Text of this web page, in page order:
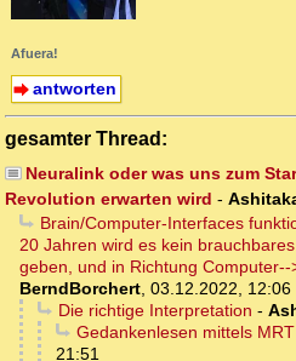
Afuera!
antworten
gesamter Thread:
Neuralink oder was uns zum
Revolution erwarten wird -
Brain/Computer-Interfaces
20 Jahren wird es kein
geben, und in Richtung Computer--
BerndBorchert 03.12.2022, 12:06
Die richtige Interpretation -
Gedankenlesen mittels MRT
21:51